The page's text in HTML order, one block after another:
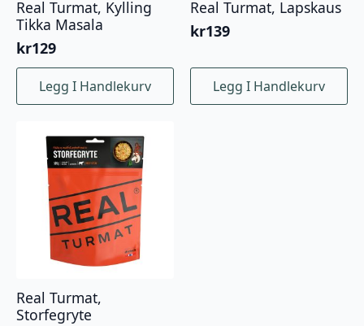
Real Turmat, Kylling
Tikka Masala
kr129
Legg I Handlekurv
Real Turmat, Lapskaus
kr139
Legg I Handlekurv
Real Turmat,
Storfegryte